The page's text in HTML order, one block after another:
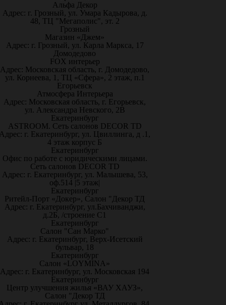
Альфа Декор
Адрес: г. Грозный, ул. Умара Кадырова, д.
48, ТЦ "Мегаполис", эт. 2
Грозный
Магазин «Джем»
Адрес: г. Грозный, ул. Карла Маркса, 17
Домодедово
FOX интерьер
Адрес: Московская область, г. Домодедово,
ул. Корнеева, 1, ТЦ «Сфера», 2 этаж, п.1
Егорьевск
Атмосфера Интерьера
Адрес: Московская область, г. Егорьевск,
ул. Александра Невского, 2В
Екатеринбург
ASTROOM. Сеть салонов DECOR TD
г. Екатеринбург, ул. Цвиллинга, д .1,
4 этаж корпус Б
Екатеринбург
Офис по работе с юридическими лицами.
Сеть салонов DECOR TD
Адрес: г. Екатеринбург, ул. Малышева, 53,
оф.514 |5 этаж|
Екатеринбург
Ритейл-Порт «Докер», Салон "Декор ТД
Адрес: г. Екатеринбург, ул.Бахчиванджи,
д.2Б, /строение С1
Екатеринбург
Салон "Сан Марко"
Адрес: г. Екатеринбург, Верх-Исетский
бульвар, 18
Екатеринбург
Салон «LOYMINA»
Адрес: г. Екатеринбург, ул. Московская 194
Екатеринбург
Центр улучшения жилья «ВАУ ХАУЗ»,
Салон "Декор ТД